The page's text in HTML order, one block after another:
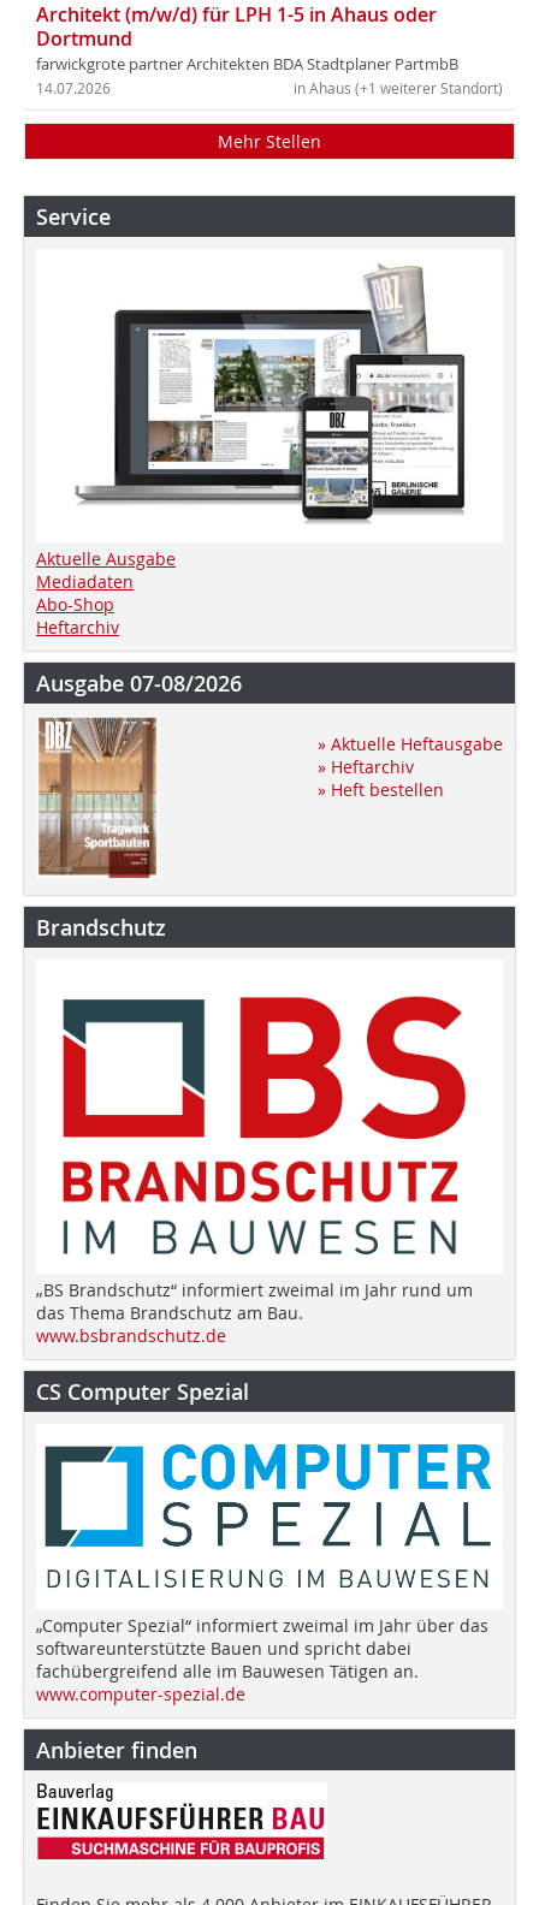
Architekt (m/w/d) für LPH 1-5 in Ahaus oder
Dortmund
farwickgrote partner Architekten BDA Stadtplaner PartmbB
in Ahaus (+1 weiterer Standort)
14.07.2026
Mehr Stellen
Service
Aktuelle Ausgabe
Mediadaten
Abo-Shop
Heftarchiv
Ausgabe 07-08/2026
» Aktuelle Heftausgabe
» Heftarchiv
» Heft bestellen
Brandschutz
„BS Brandschutz“ informiert zweimal im Jahr rund um
das Thema Brandschutz am Bau.
www.bsbrandschutz.de
CS Computer Spezial
„Computer Spezial“ informiert zweimal im Jahr über das
softwareunterstützte Bauen und spricht dabei
fachübergreifend alle im Bauwesen Tätigen an.
www.computer-spezial.de
Anbieter finden